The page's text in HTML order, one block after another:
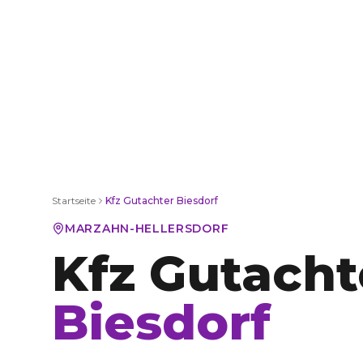
Startseite Kfz Gutachter Biesdorf
MARZAHN-HELLERSDORF
Kfz
Biesdorf